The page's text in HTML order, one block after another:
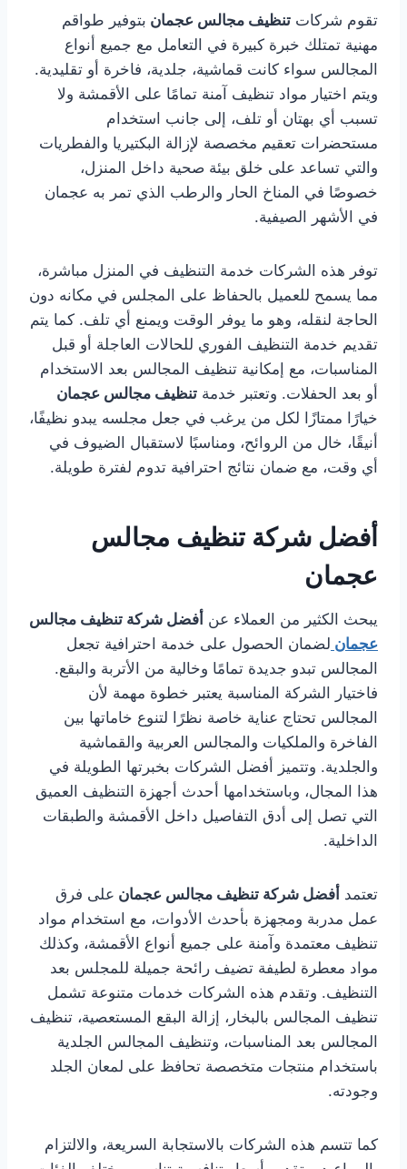
تقوم شركات تنظيف مجالس عجمان بتوفير طواقم
مهنية تمتلك خبرة كبيرة في التعامل مع جميع أنواع
المجالس سواء كانت قماشية، جلدية، فاخرة أو تقليدية.
ويتم اختيار مواد تنظيف آمنة تمامًا على الأقمشة ولا
تسبب أي بهتان أو تلف، إلى جانب استخدام
مستحضرات تعقيم مخصصة لإزالة البكتيريا والفطريات
والتي تساعد على خلق بيئة صحية داخل المنزل،
خصوصًا في المناخ الحار والرطب الذي تمر به عجمان
في الأشهر الصيفية.
توفر هذه الشركات خدمة التنظيف في المنزل مباشرة،
مما يسمح للعميل بالحفاظ على المجلس في مكانه دون
الحاجة لنقله، وهو ما يوفر الوقت ويمنع أي تلف. كما يتم
تقديم خدمة التنظيف الفوري للحالات العاجلة أو قبل
المناسبات، مع إمكانية تنظيف المجالس بعد الاستخدام
أو بعد الحفلات. وتعتبر خدمة تنظيف مجالس عجمان
خيارًا ممتازًا لكل من يرغب في جعل مجلسه يبدو نظيفًا،
أنيقًا، خال من الروائح، ومناسبًا لاستقبال الضيوف في
أي وقت، مع ضمان نتائج احترافية تدوم لفترة طويلة.
أفضل شركة تنظيف مجالس
عجمان
يبحث الكثير من العملاء عن أفضل شركة تنظيف مجالس
عجمان لضمان الحصول على خدمة احترافية تجعل
المجالس تبدو جديدة تمامًا وخالية من الأتربة والبقع.
فاختيار الشركة المناسبة يعتبر خطوة مهمة لأن
المجالس تحتاج عناية خاصة نظرًا لتنوع خاماتها بين
الفاخرة والملكيات والمجالس العربية والقماشية
والجلدية. وتتميز أفضل الشركات بخبرتها الطويلة في
هذا المجال، وباستخدامها أحدث أجهزة التنظيف العميق
التي تصل إلى أدق التفاصيل داخل الأقمشة والطبقات
الداخلية.
تعتمد أفضل شركة تنظيف مجالس عجمان على فرق
عمل مدربة ومجهزة بأحدث الأدوات، مع استخدام مواد
تنظيف معتمدة وآمنة على جميع أنواع الأقمشة، وكذلك
مواد معطرة لطيفة تضيف رائحة جميلة للمجلس بعد
التنظيف. وتقدم هذه الشركات خدمات متنوعة تشمل
تنظيف المجالس بالبخار، إزالة البقع المستعصية، تنظيف
المجالس بعد المناسبات، وتنظيف المجالس الجلدية
باستخدام منتجات متخصصة تحافظ على لمعان الجلد
وجودته.
كما تتسم هذه الشركات بالاستجابة السريعة، والالتزام